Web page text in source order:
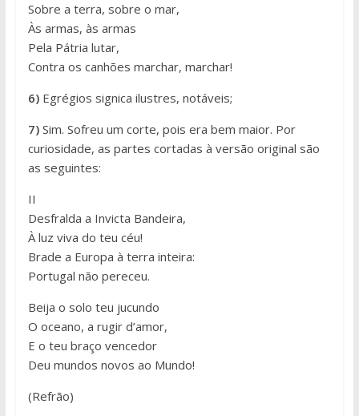
Sobre a terra, sobre o mar,
Às armas, às armas
Pela Pátria lutar,
Contra os canhões marchar, marchar!
6)Egrégios signica ilustres, notáveis;
7)Sim. Sofreu um corte, pois era bem maior. Por
curiosidade, as partes cortadas à versão original são
as seguintes:
II
Desfralda a Invicta Bandeira,
À luz viva do teu céu!
Brade a Europa à terra inteira:
Portugal não pereceu.
Beija o solo teu jucundo
O oceano, a rugir d’amor,
E o teu braço vencedor
Deu mundos novos ao Mundo!
(Refrão)